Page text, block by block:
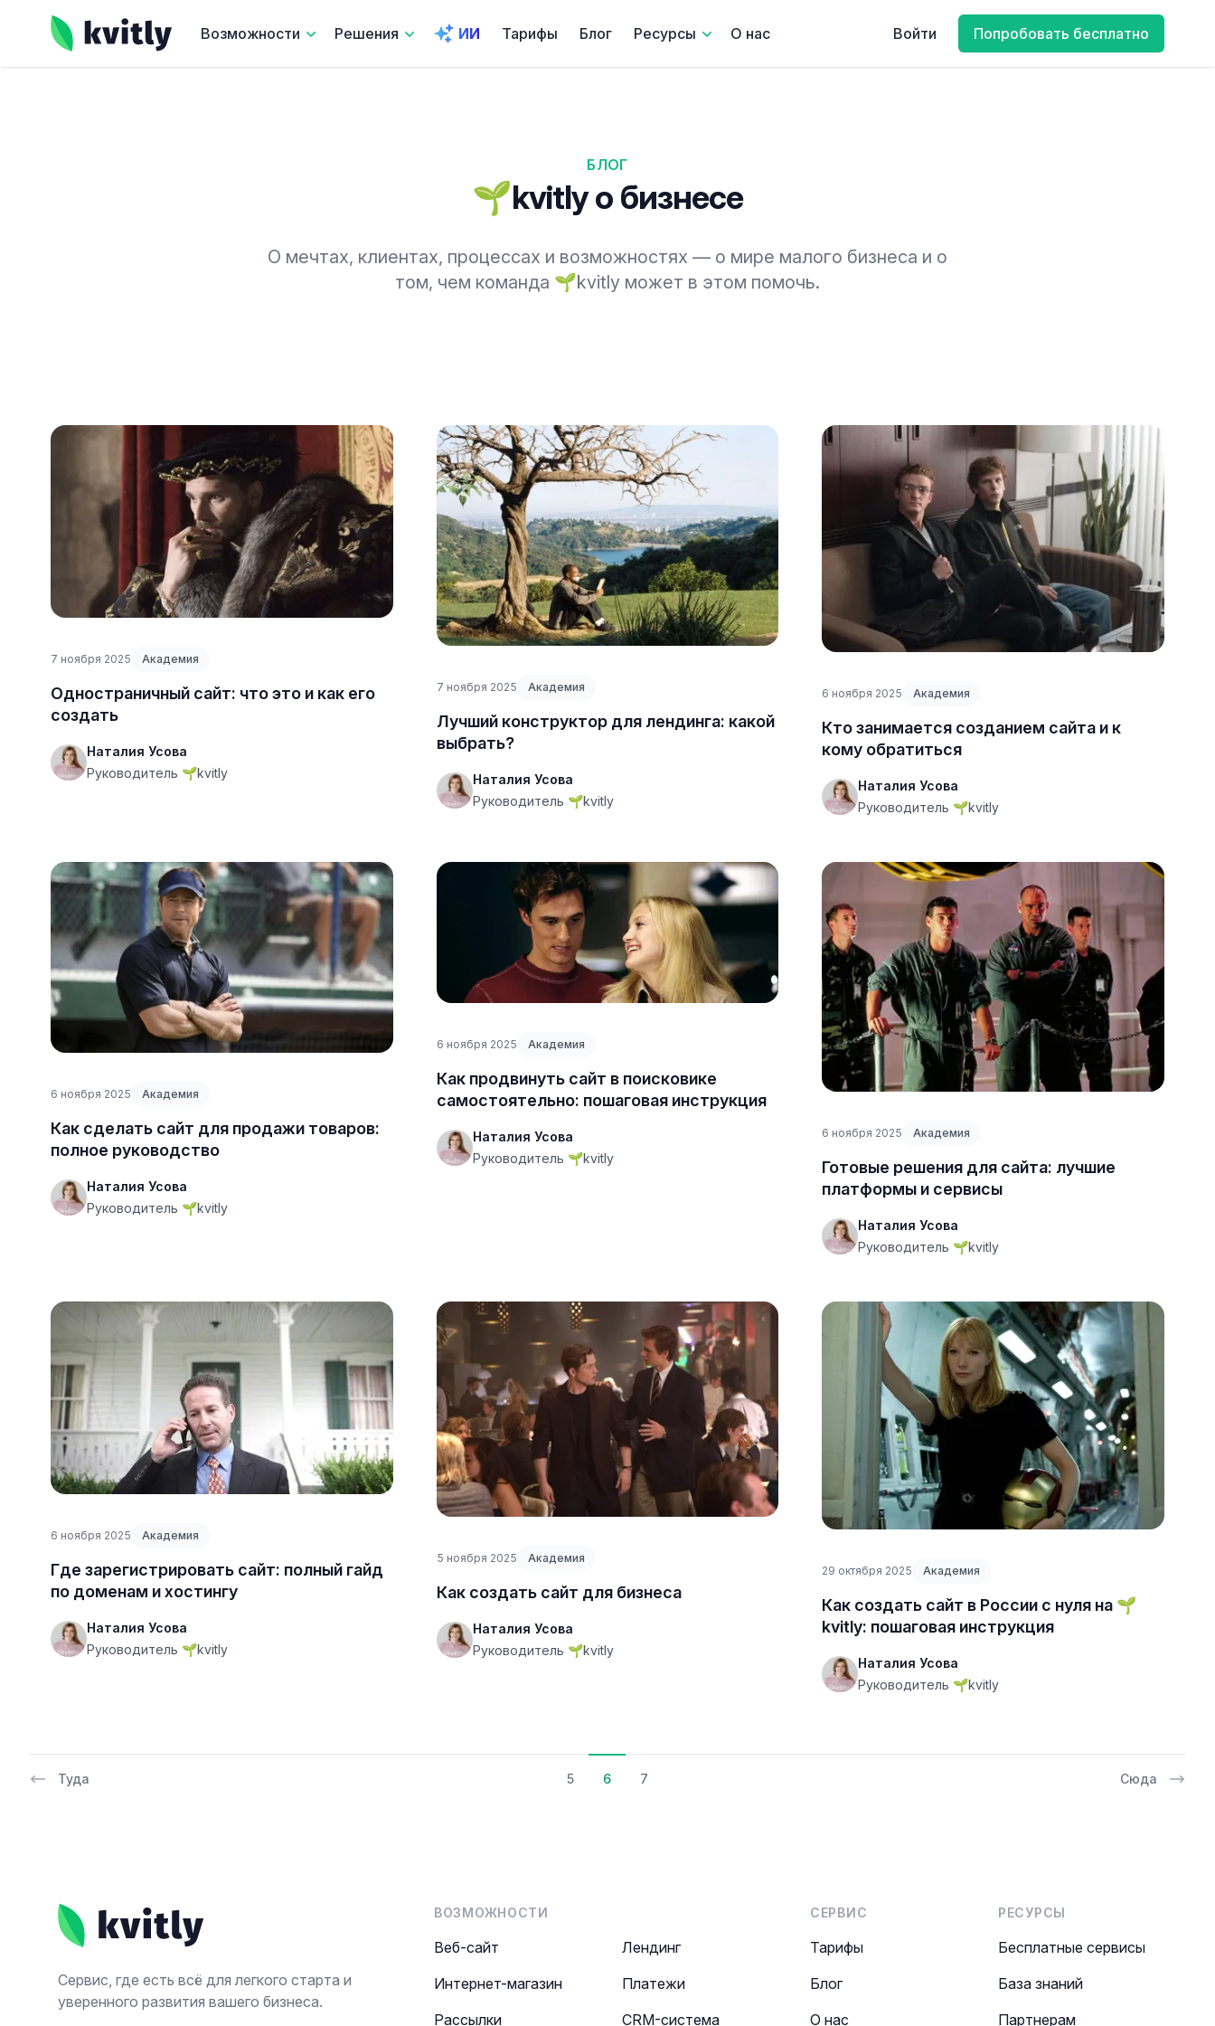
kvitly Возможности Решения ИИ Тарифы Блог Ресурсы О нас Войти Попробовать бесплатно
БЛОГ
🌱kvitly о бизнесе
О мечтах, клиентах, процессах и возможностях — о мире малого бизнеса и о
том, чем команда 🌱kvitly может в этом помочь.
7 ноября 2025 Академия
Одностраничный сайт: что это и как его
создать
Наталия Усова
Руководитель 🌱kvitly
7 ноября 2025 Академия
Лучший конструктор для лендинга: какой
выбрать?
Наталия Усова
Руководитель 🌱kvitly
6 ноября 2025 Академия
Кто занимается созданием сайта и к
кому обратиться
Наталия Усова
Руководитель 🌱kvitly
6 ноября 2025 Академия
Как сделать сайт для продажи товаров:
полное руководство
Наталия Усова
Руководитель 🌱kvitly
6 ноября 2025 Академия
Как продвинуть сайт в поисковике
самостоятельно: пошаговая инструкция
Наталия Усова
Руководитель 🌱kvitly
6 ноября 2025 Академия
Готовые решения для сайта: лучшие
платформы и сервисы
Наталия Усова
Руководитель 🌱kvitly
6 ноября 2025 Академия
Где зарегистрировать сайт: полный гайд
по доменам и хостингу
Наталия Усова
Руководитель 🌱kvitly
5 ноября 2025 Академия
Как создать сайт для бизнеса
Наталия Усова
Руководитель 🌱kvitly
29 октября 2025 Академия
Как создать сайт в России с нуля на 🌱
kvitly: пошаговая инструкция
Наталия Усова
Руководитель 🌱kvitly
Туда 5 6 7 Cюда
Сервис, где есть всё для легкого старта и
уверенного развития вашего бизнеса.
ВОЗМОЖНОСТИ
Веб-сайт
Интернет-магазин
Рассылки
Лендинг
Платежи
CRM-система
СЕРВИС
Тарифы
Блог
О нас
РЕСУРСЫ
Бесплатные сервисы
База знаний
Партнерам